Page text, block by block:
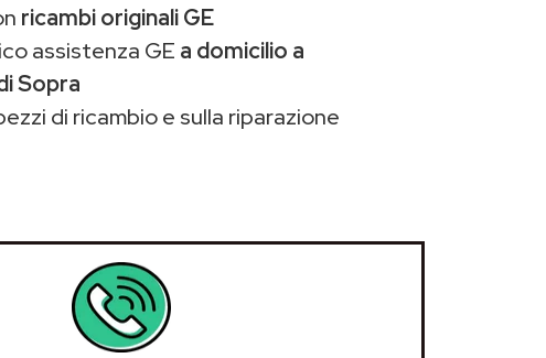
ricambi originali GE
assistenza GE a domicilio a
Sopra
di ricambio e sulla riparazione